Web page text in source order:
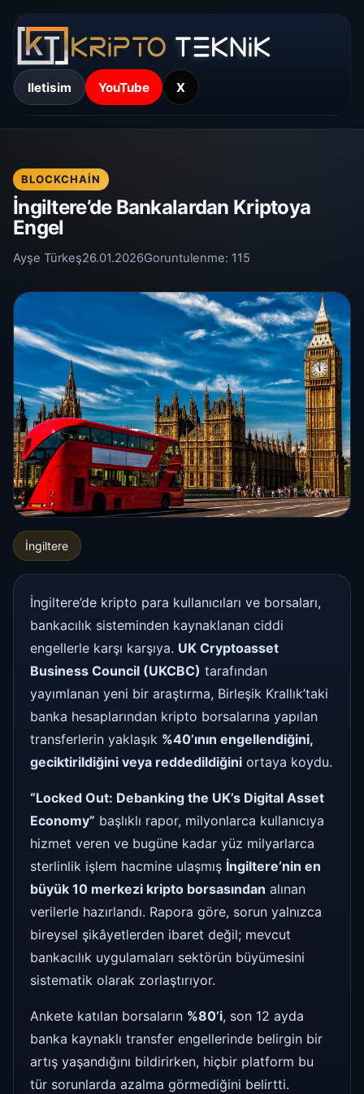
Iletisim YouTube X
BLOCKCHAIN
İngiltere’de Bankalardan Kriptoya
Engel
Ayşe Türkeş26.01.2026Goruntulenme: 115
İngiltere
İngiltere’de kripto para kullanıcıları ve borsaları,
bankacılık sisteminden kaynaklanan ciddi
engellerle karşı karşıya. UK Cryptoasset
Business Council (UKCBC) tarafından
yayımlanan yeni bir araştırma, Birleşik Krallık’taki
banka hesaplarından kripto borsalarına yapılan
transferlerin yaklaşık %40’ının engellendiğini,
geciktirildiğini veya reddedildiğini ortaya koydu.
“Locked Out: Debanking the UK’s Digital Asset
Economy” başlıklı rapor, milyonlarca kullanıcıya
hizmet veren ve bugüne kadar yüz milyarlarca
sterlinlik işlem hacmine ulaşmış İngiltere’nin en
büyük 10 merkezi kripto borsasından alınan
verilerle hazırlandı. Rapora göre, sorun yalnızca
bireysel şikâyetlerden ibaret değil; mevcut
bankacılık uygulamaları sektörün büyümesini
sistematik olarak zorlaştırıyor.
Ankete katılan borsaların %80’i, son 12 ayda
banka kaynaklı transfer engellerinde belirgin bir
artış yaşandığını bildirirken, hiçbir platform bu
tür sorunlarda azalma görmediğini belirtti.